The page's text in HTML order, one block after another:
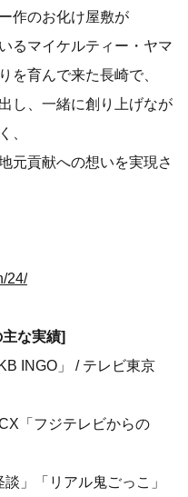
作のお化け屋敷が
るマイケルティー・ヤマ
を育んで来た長崎で、
し、一緒に創り上げなが
、
元貢献への想いを実現さ
24/
な実績]
INGO」 / テレビ東京
「フジテレビからの
」「リアル鬼ごっこ」